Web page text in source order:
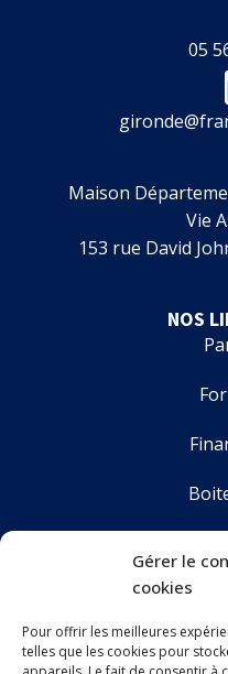
Gérer le
cookies
Pour offrir les meilleures
telles que les cookies pour
05
Maison
Vie
153 rue David
NOS
LE